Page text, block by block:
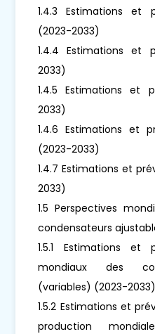
1.4.3 Estimations et
(2023-2033)
1.4.4 Estimations et
2033)
1.4.5 Estimations et
2033)
1.4.6 Estimations et
(2023-2033)
1.4.7 Estimations et
2033)
1.5 Perspectives
condensateurs
1.5.1 Estimations et
mondiaux des
(variables) (2023-2033)
1.5.2 Estimations et
production